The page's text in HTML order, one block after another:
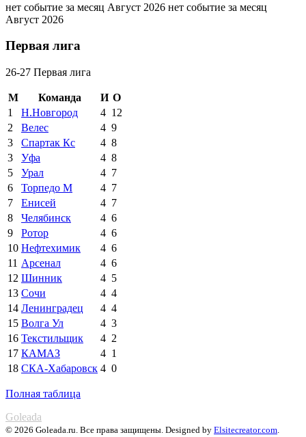
нет событие за месяц Август 2026 нет событие за месяц
Август 2026
Первая лига
26-27 Первая лига
М Команда И О
1
Н.Новгород 4 12
2
Велес 4 9
3
Спартак Кс 4 8
3
Уфа 4 8
5
Урал 4 7
6
Торпедо М 4 7
7
Енисей 4 7
8
Челябинск 4 6
9
Ротор 4 6
10 Нефтехимик 4 6
11 Арсенал 4 6
12 Шинник 4 5
13 Сочи 4 4
14 Ленинградец 4 4
15 Волга Ул 4 3
16 Текстильщик 4 2
17 КАМАЗ 4 1
18 СКА-Хабаровск 4 0
Полная таблица
Goleada
© 2026 Goleada.ru. Все права защищены. Designed by Elsitecreator.com.